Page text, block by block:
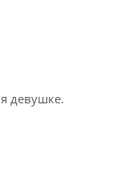
девушке.